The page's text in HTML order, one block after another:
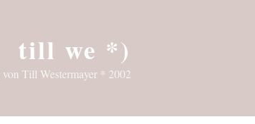
till we *)
Till Westermayer * 2002